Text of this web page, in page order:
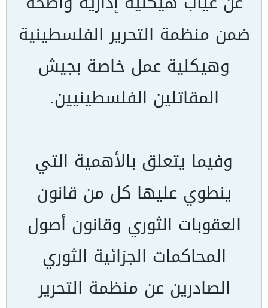
ضمن منظمة التحرير الفلسطينية
وهيكلية عمل خاصة بجيش
المقاتلين الفلسطينيين.
وفيما يتعلق بالأهمية التي
ينطوي عليها كل من قانون
العقوبات الثوري وقانون أصول
المحاكمات الجزائية الثوري
الصادرين عن منظمة التحرير